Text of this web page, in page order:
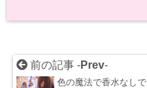
前の記事 -Prev-
色の魔法で香水なしで